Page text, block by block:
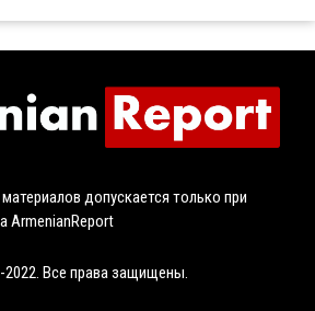
допускается только при
ArmenianReport
Все права защищены.